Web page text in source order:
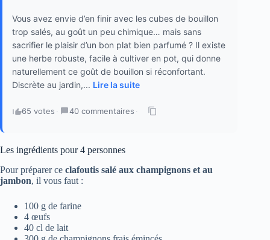
Vous avez envie d’en finir avec les cubes de bouillon
trop salés, au goût un peu chimique… mais sans
sacrifier le plaisir d’un bon plat bien parfumé ? Il existe
une herbe robuste, facile à cultiver en pot, qui donne
naturellement ce goût de bouillon si réconfortant.
Discrète au jardin,... Lire la suite
65 votes · 40 commentaires ·
Les ingrédients pour 4 personnes
Pour préparer ce clafoutis salé aux champignons et au
jambon, il vous faut :
100 g de farine
4 œufs
40 cl de lait